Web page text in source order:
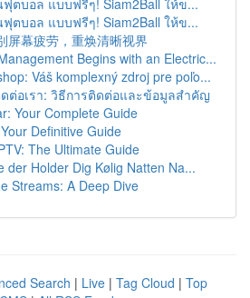
ตบอล แบบฟรีๆ! Siam2Ball ให้ข...
ตบอล แบบฟรีๆ! Siam2Ball ให้ข...
屏幕疲劳，重焕清晰视界
Begins with an Electric...
Váš komplexný zdroj pre poľo...
ดต่อเรา: วิธีการติดต่อและข้อมูลสำคัญ
Your Complete Guide
Definitive Guide
The Ultimate Guide
der Holder Dig Kølig Natten Na...
Streams: A Deep Dive
Search | Live | Tag Cloud | Top